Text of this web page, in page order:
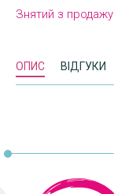
Знятий з продажу
ОПИС ВІДГУКИ